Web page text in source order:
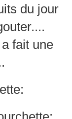
du jour
fait une